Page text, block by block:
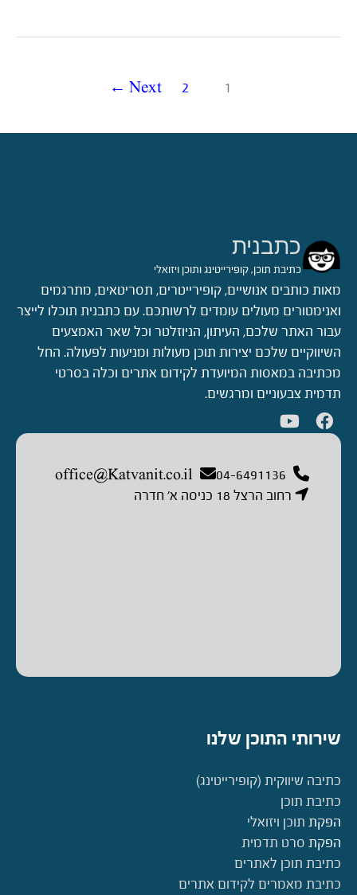
למה
1
2
Next
←
כתבנית
כתיבת תוכן, קופירייטינג ותוכן ויזואלי
מאות כותבים אנושיים, קופירייטרים, תסריטאים, מתרגמים
ואנימטורים מעולים עומדים לרשותכם. עם כתבנית תוכלו לייצר
עבור האתר שלכם, העיתון, הניוזלטר וכל שאר האמצעים
השיווקיים שלכם יצירות תוכן מעולות ומניעות לפעולה. החל
מכתיבה במאסות המיועדת לקידום אתרים וכלה בסרטי
תדמית צבעוניים ומרגשים.
04-6491136
office@Katvanit.co.il
רחוב הרצל 18 כניסה א’ חדרה
שירותי התוכן שלנו
כתיבה שיווקית (קופירייטינג)
כתיבת תוכן
הפקת תוכן ויזואלי
הפקת סרט תדמית
כתיבת תוכן לאתרים
כתיבת מאמרים לקידום אתרים